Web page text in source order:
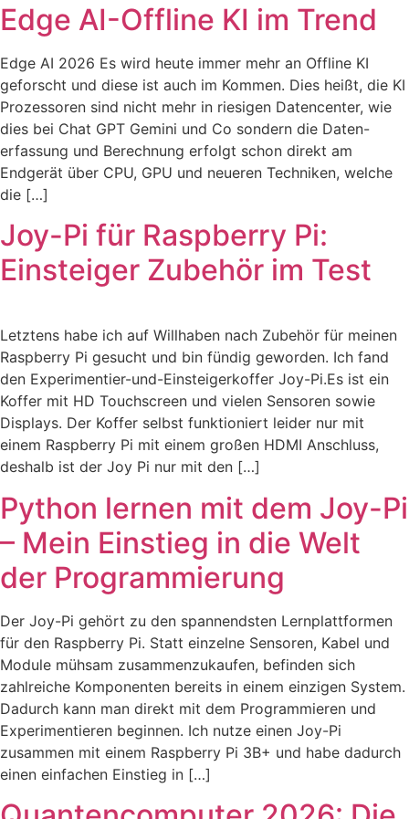
Edge AI-Offline KI im Trend
Edge AI 2026 Es wird heute immer mehr an Offline KI
geforscht und diese ist auch im Kommen. Dies heißt, die KI
Prozessoren sind nicht mehr in riesigen Datencenter, wie
dies bei Chat GPT Gemini und Co sondern die Daten-
erfassung und Berechnung erfolgt schon direkt am
Endgerät über CPU, GPU und neueren Techniken, welche
die […]
Joy-Pi für Raspberry Pi:
Einsteiger Zubehör im Test
Letztens habe ich auf Willhaben nach Zubehör für meinen
Raspberry Pi gesucht und bin fündig geworden. Ich fand
den Experimentier-und-Einsteigerkoffer Joy-Pi.Es ist ein
Koffer mit HD Touchscreen und vielen Sensoren sowie
Displays. Der Koffer selbst funktioniert leider nur mit
einem Raspberry Pi mit einem großen HDMI Anschluss,
deshalb ist der Joy Pi nur mit den […]
Python lernen mit dem Joy-Pi
– Mein Einstieg in die Welt
der Programmierung
Der Joy-Pi gehört zu den spannendsten Lernplattformen
für den Raspberry Pi. Statt einzelne Sensoren, Kabel und
Module mühsam zusammenzukaufen, befinden sich
zahlreiche Komponenten bereits in einem einzigen System.
Dadurch kann man direkt mit dem Programmieren und
Experimentieren beginnen. Ich nutze einen Joy-Pi
zusammen mit einem Raspberry Pi 3B+ und habe dadurch
einen einfachen Einstieg in […]